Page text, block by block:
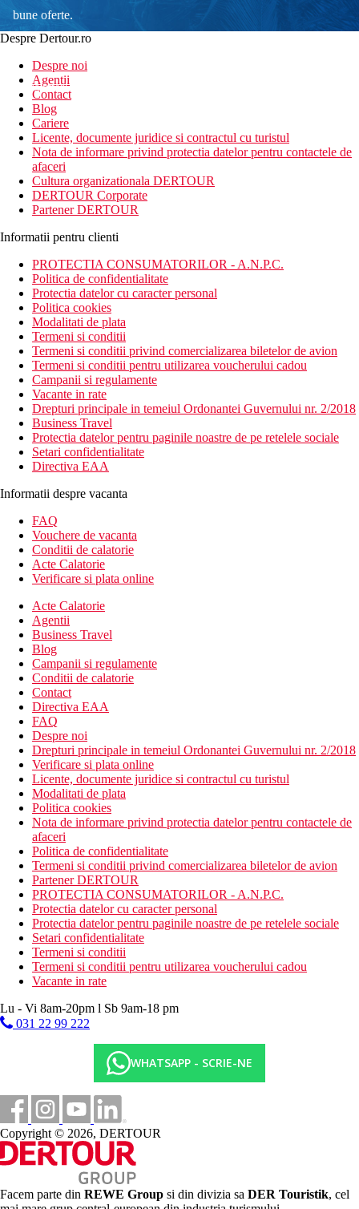
bune oferte.
newsletter!
Despre Dertour.ro
Despre noi
Agentii
Contact
Blog
Cariere
Licente, documente juridice si contractul cu turistul
Nota de informare privind protectia datelor pentru contactele de
afaceri
Cultura organizationala DERTOUR
DERTOUR Corporate
Partener DERTOUR
Informatii pentru clienti
PROTECTIA CONSUMATORILOR - A.N.P.C.
Politica de confidentialitate
Protectia datelor cu caracter personal
Politica cookies
Modalitati de plata
Termeni si conditii
Termeni si conditii privind comercializarea biletelor de avion
Termeni si conditii pentru utilizarea voucherului cadou
Campanii si regulamente
Vacante in rate
Drepturi principale in temeiul Ordonantei Guvernului nr. 2/2018
Business Travel
Protectia datelor pentru paginile noastre de pe retelele sociale
Setari confidentialitate
Directiva EAA
Informatii despre vacanta
FAQ
Vouchere de vacanta
Conditii de calatorie
Acte Calatorie
Verificare si plata online
Acte Calatorie
Agentii
Business Travel
Blog
Campanii si regulamente
Conditii de calatorie
Contact
Directiva EAA
FAQ
Despre noi
Drepturi principale in temeiul Ordonantei Guvernului nr. 2/2018
Verificare si plata online
Licente, documente juridice si contractul cu turistul
Modalitati de plata
Politica cookies
Nota de informare privind protectia datelor pentru contactele de
afaceri
Politica de confidentialitate
Termeni si conditii privind comercializarea biletelor de avion
Partener DERTOUR
PROTECTIA CONSUMATORILOR - A.N.P.C.
Protectia datelor cu caracter personal
Protectia datelor pentru paginile noastre de pe retelele sociale
Setari confidentialitate
Termeni si conditii
Termeni si conditii pentru utilizarea voucherului cadou
Vacante in rate
Lu - Vi 8am-20pm l Sb 9am-18 pm
031 22 99 222
WHATSAPP - SCRIE-NE
Copyright © 2026, DERTOUR
Facem parte din REWE Group si din divizia sa DER Touristik, cel